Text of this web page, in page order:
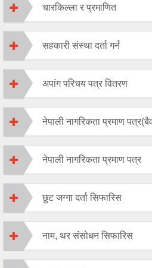
चारकिल्ला र प्रमाणित
सहकारी संस्था दर्ता गर्न
अपांग परिचय पत्र वितरण
नेपाली नागरिकता प्रमाण
नेपाली नागरिकता प्रमाण पत्र
छुट जग्गा दर्ता सिफारिस
नाम, थर संसोधन सिफारिस